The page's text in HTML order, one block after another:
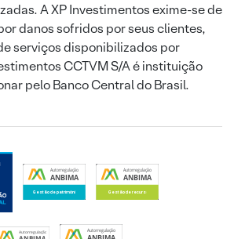
A XP Investimentos exime-se de
danos sofridos por seus clientes,
serviços disponibilizados por
CCTVM S/A é instituição
pelo Banco Central do Brasil.